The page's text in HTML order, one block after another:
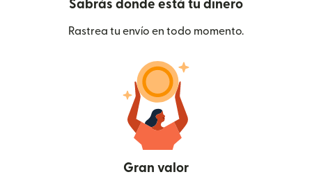
Sabrás donde está tu dinero
Rastrea tu envío en todo momento.
Gran valor